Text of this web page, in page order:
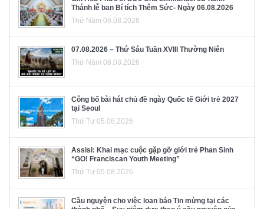
Thánh lễ ban Bí tích Thêm Sức- Ngày 06.08.2026
Thứ Năm 06.08.2026
07.08.2026 – Thứ Sáu Tuần XVIII Thường Niên
Thứ Năm 06.08.2026
Công bố bài hát chủ đề ngày Quốc tế Giới trẻ 2027
tại Seoul
Thứ Tư 05.08.2026
Assisi: Khai mạc cuộc gặp gỡ giới trẻ Phan Sinh
“GO! Franciscan Youth Meeting”
Thứ Tư 05.08.2026
Cầu nguyện cho việc loan báo Tin mừng tại các